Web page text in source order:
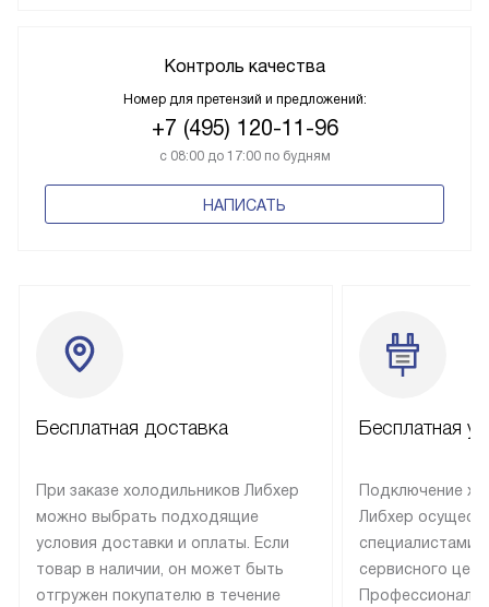
Контроль качества
Номер для претензий и предложений:
+7 (495) 120-11-96
с 08:00 до 17:00 по будням
НАПИСАТЬ
Бесплатная доставка
При заказе холодильников Либхер
можно выбрать подходящие
условия доставки и оплаты. Если
товар в наличии, он может быть
отгружен покупателю в течение
Бесплатная
Подключение
Либхер
специалистами
сервисного